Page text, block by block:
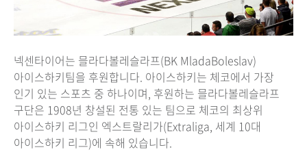
넥센타이어는 믈라다볼레슬라프(BK MladaBoleslav)
아이스하키팀을 후원합니다. 아이스하키는 체코에서 가장
인기 있는 스포츠 중 하나이며, 후원하는 믈라다볼레슬라프
구단은 1908년 창설된 전통 있는 팀으로 체코의 최상위
아이스하키 리그인 엑스트랄리가(Extraliga, 세계 10대
아이스하키 리그)에 속해 있습니다.